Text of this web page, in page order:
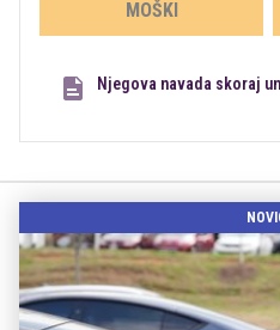
MOŠKI
Njegova navada skoraj